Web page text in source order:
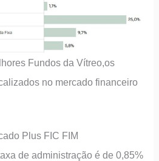
Fundos da Vítreo,os
no mercado financeiro
Plus FIC FIM
de administração é de 0,85%